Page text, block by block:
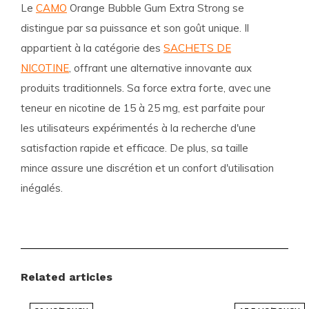
Le CAMO Orange Bubble Gum Extra Strong se
distingue par sa puissance et son goût unique. Il
appartient à la catégorie des SACHETS DE
NICOTINE, offrant une alternative innovante aux
produits traditionnels. Sa force extra forte, avec une
teneur en nicotine de 15 à 25 mg, est parfaite pour
les utilisateurs expérimentés à la recherche d'une
satisfaction rapide et efficace. De plus, sa taille
mince assure une discrétion et un confort d'utilisation
inégalés.
Catégories :SACHETS DE NICOTINE
Related articles